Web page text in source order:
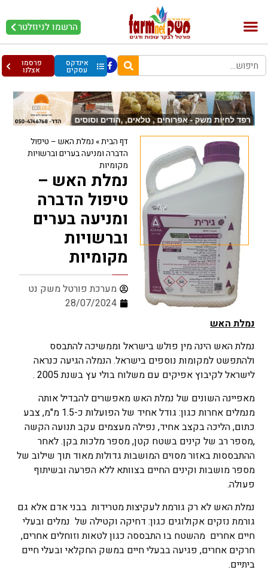
הרשמו לניוזלטר
אינדקס
עסקים
פרסמו
אצלנו
דף הבית» נמלת האש – טיפול
הדברה ומניעה בערים וברשויות
מקומיות
נמלת האש –
טיפול הדברה
ומניעה בערים
וברשויות
מקומיות
מערכת פורטל משק נט
28/07/2024
נמלת האש
נמלת האש הינה מין פולש בישראל וממשיכה להתבסס
ולהתפשט למקומות נוספים בישראל. הנמלה הגיעה כנראה
לישראל לקיבוץ אפיקים עם משלוח בולי עץ בשנת 2005 .
מאפיינה השונים של נמלת האש מאפשרים להבדיל אותה
מנמלים אחרות כגון: גודל אחיד של הפועלות כ-1.5 מ"מ, צבע
כתום, הליכה בקצב אחיד, נפילה מעצמים עקב תנועה הקשה
,מספר רב של קינים בשטח קטן, מספר מלכות בקן. לאחר
ההתבססות באזור מסוים המושבות גדולות מאוד תוך שילוב של
מספר מושבות וקינים החיים בצוותא ללא הפרעה ובשיתוף
פעולה.
נמלת האש לא רק גורמת לעקיצות מטרידות בבני אדם אלא גם
גורמת נזקים אקולוגים כגון: דחיקה וקטילה של נמלים ובעלי
חיים אחרים מהשטח בו התבססה כגון לטאות וזוחלים אחרים,
חרקים אחרים, פגיעה בבעלי חיים במשק החקלאי ובעלי חיים
ביתיים.